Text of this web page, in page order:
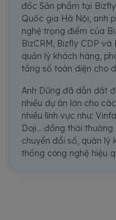
đốc Sản phẩm tại
Quốc gia Hà Nội, anh
nghệ trọng điểm của
BizCRM, Bizfly CDP
quản lý khách hàng,
tầng số toàn diện cho
Anh Dũng đã dẫn dắt
nhiều dự án lớn cho
nhiều lĩnh vực như:
Doji... đồng thời
chuyển đổi số, quản lý
thống công nghệ hiệu